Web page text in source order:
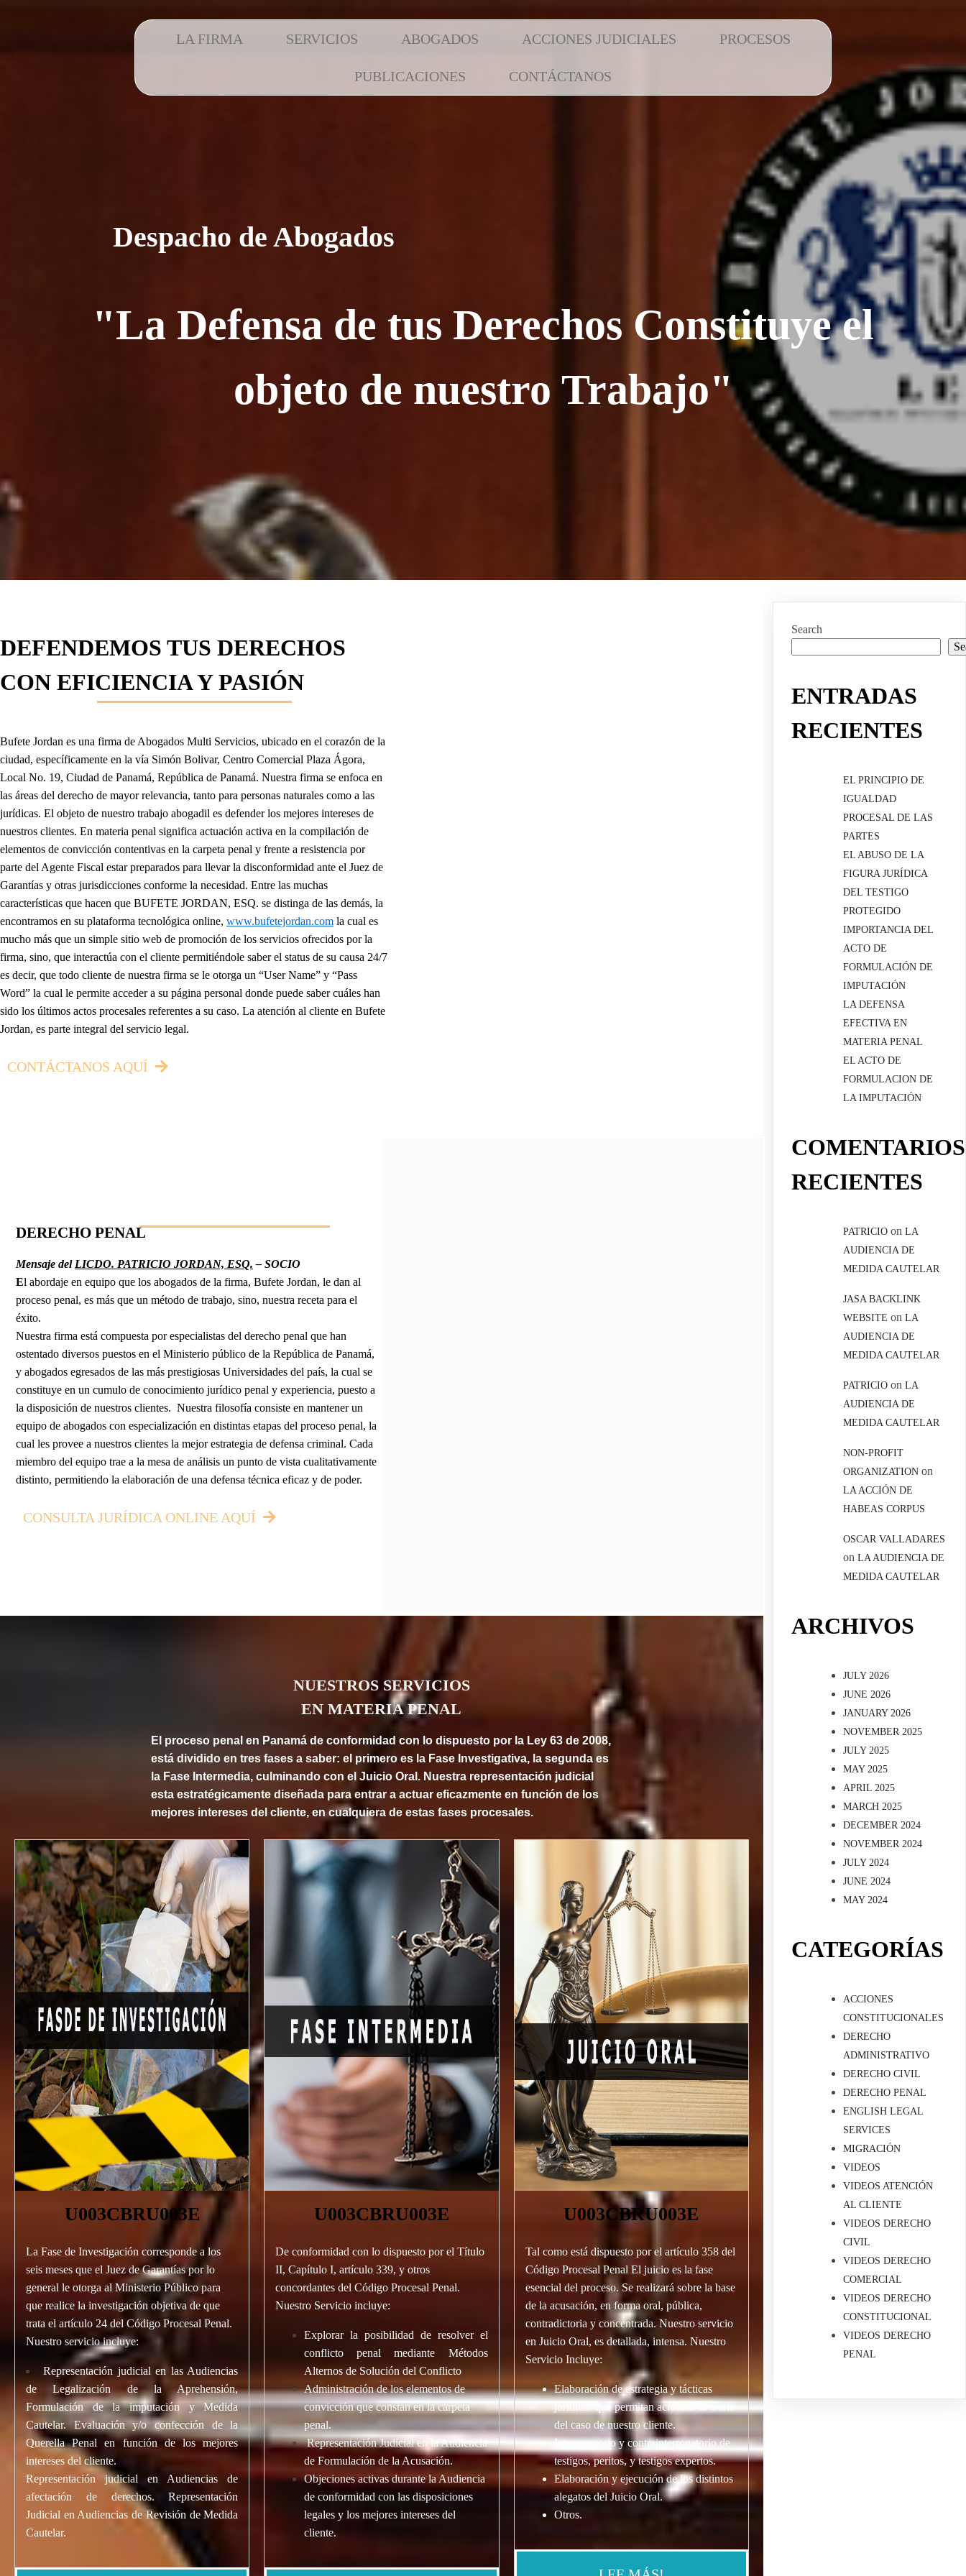
LA FIRMA SERVICIOS ABOGADOS ACCIONES JUDICIALES PROCESOS
PUBLICACIONES CONTÁCTANOS
Despacho de Abogados
"La Defensa de tus Derechos Constituye el
objeto de nuestro Trabajo"
DEFENDEMOS TUS DERECHOS
CON EFICIENCIA Y PASIÓN
Bufete Jordan es una firma de Abogados Multi Servicios, ubicado en el corazón de la
ciudad, específicamente en la vía Simón Bolivar, Centro Comercial Plaza Ágora,
Local No. 19, Ciudad de Panamá, República de Panamá. Nuestra firma se enfoca en
las áreas del derecho de mayor relevancia, tanto para personas naturales como a las
jurídicas. El objeto de nuestro trabajo abogadil es defender los mejores intereses de
nuestros clientes. En materia penal significa actuación activa en la compilación de
elementos de convicción contentivas en la carpeta penal y frente a resistencia por
parte del Agente Fiscal estar preparados para llevar la disconformidad ante el Juez de
Garantías y otras jurisdicciones conforme la necesidad. Entre las muchas
características que hacen que BUFETE JORDAN, ESQ. se distinga de las demás, la
encontramos en su plataforma tecnológica online, www.bufetejordan.com la cual es
mucho más que un simple sitio web de promoción de los servicios ofrecidos por la
firma, sino, que interactúa con el cliente permitiéndole saber el status de su causa 24/7
es decir, que todo cliente de nuestra firma se le otorga un “User Name” y “Pass
Word” la cual le permite acceder a su página personal donde puede saber cuáles han
sido los últimos actos procesales referentes a su caso. La atención al cliente en Bufete
Jordan, es parte integral del servicio legal.
CONTÁCTANOS AQUÍ
DERECHO PENAL
Mensaje del LICDO. PATRICIO JORDAN, ESQ. – SOCIO
El abordaje en equipo que los abogados de la firma, Bufete Jordan, le dan al
proceso penal, es más que un método de trabajo, sino, nuestra receta para el
éxito.
Nuestra firma está compuesta por especialistas del derecho penal que han
ostentado diversos puestos en el Ministerio público de la República de Panamá,
y abogados egresados de las más prestigiosas Universidades del país, la cual se
constituye en un cumulo de conocimiento jurídico penal y experiencia, puesto a
la disposición de nuestros clientes. Nuestra filosofía consiste en mantener un
equipo de abogados con especialización en distintas etapas del proceso penal, la
cual les provee a nuestros clientes la mejor estrategia de defensa criminal. Cada
miembro del equipo trae a la mesa de análisis un punto de vista cualitativamente
distinto, permitiendo la elaboración de una defensa técnica eficaz y de poder.
CONSULTA JURÍDICA ONLINE AQUÍ
NUESTROS SERVICIOS
EN MATERIA PENAL
El proceso penal en Panamá de conformidad con lo dispuesto por la Ley 63 de 2008,
está dividido en tres fases a saber: el primero es la Fase Investigativa, la segunda es
la Fase Intermedia, culminando con el Juicio Oral. Nuestra representación judicial
esta estratégicamente diseñada para entrar a actuar eficazmente en función de los
mejores intereses del cliente, en cualquiera de estas fases procesales.
U003CBRU003E
La Fase de Investigación corresponde a los
seis meses que el Juez de Garantías por lo
general le otorga al Ministerio Público para
que realice la investigación objetiva de que
trata el artículo 24 del Código Procesal Penal.
Nuestro servicio incluye:
Representación judicial en las Audiencias
de Legalización de la Aprehensión,
Formulación de la imputación y Medida
Cautelar. Evaluación y/o confección de la
Querella Penal en función de los mejores
intereses del cliente.
Representación judicial en Audiencias de
afectación de derechos. Representación
Judicial en Audiencias de Revisión de Medida
Cautelar.
U003CBRU003E
De conformidad con lo dispuesto por el Título
II, Capítulo I, artículo 339, y otros
concordantes del Código Procesal Penal.
Nuestro Servicio incluye:
Explorar la posibilidad de resolver el
conflicto penal mediante Métodos
Alternos de Solución del Conflicto
Administración de los elementos de
convicción que constan en la carpeta
penal.
Representación Judicial en la Audiencia
de Formulación de la Acusación.
Objeciones activas durante la Audiencia
de conformidad con las disposiciones
legales y los mejores intereses del
cliente.
U003CBRU003E
Tal como está dispuesto por el artículo 358 del
Código Procesal Penal El juicio es la fase
esencial del proceso. Se realizará sobre la base
de la acusación, en forma oral, pública,
contradictoria y concentrada. Nuestro servicio
en Juicio Oral, es detallada, intensa. Nuestro
Servicio Incluye:
Elaboración de estrategia y tácticas
jurídicas que permitan acreditar la teoría
del caso de nuestro cliente.
Interrogatorio y contrainterrogatorio de
testigos, peritos, y testigos expertos.
Elaboración y ejecución de los distintos
alegatos del Juicio Oral.
Otros.
Search
ENTRADAS
RECIENTES
EL PRINCIPIO DE
IGUALDAD
PROCESAL DE LAS
PARTES
EL ABUSO DE LA
FIGURA JURÍDICA
DEL TESTIGO
PROTEGIDO
IMPORTANCIA DEL
ACTO DE
FORMULACIÓN DE
IMPUTACIÓN
LA DEFENSA
EFECTIVA EN
MATERIA PENAL
EL ACTO DE
FORMULACION DE
LA IMPUTACIÓN
COMENTARIOS
RECIENTES
PATRICIO onLA
AUDIENCIA DE
MEDIDA CAUTELAR
JASA BACKLINK
WEBSITE onLA
AUDIENCIA DE
MEDIDA CAUTELAR
PATRICIO onLA
AUDIENCIA DE
MEDIDA CAUTELAR
NON-PROFIT
ORGANIZATION on
LA ACCIÓN DE
HABEAS CORPUS
OSCAR VALLADARES
onLA AUDIENCIA DE
MEDIDA CAUTELAR
ARCHIVOS
JULY 2026
JUNE 2026
JANUARY 2026
NOVEMBER 2025
JULY 2025
MAY 2025
APRIL 2025
MARCH 2025
DECEMBER 2024
NOVEMBER 2024
JULY 2024
JUNE 2024
MAY 2024
CATEGORÍAS
ACCIONES
CONSTITUCIONALES
DERECHO
ADMINISTRATIVO
DERECHO CIVIL
DERECHO PENAL
ENGLISH LEGAL
SERVICES
MIGRACIÓN
VIDEOS
VIDEOS ATENCIÓN
AL CLIENTE
VIDEOS DERECHO
CIVIL
VIDEOS DERECHO
COMERCIAL
VIDEOS DERECHO
CONSTITUCIONAL
VIDEOS DERECHO
PENAL